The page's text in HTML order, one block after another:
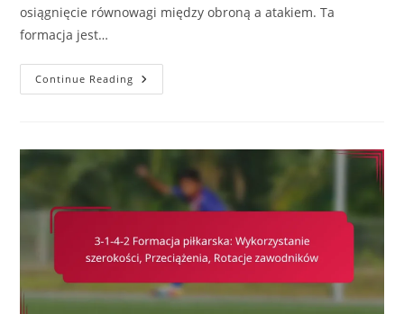
osiągnięcie równowagi między obroną a atakiem. Ta
formacja jest…
Continue Reading 3-
1-
Wykorzystywanie
Słabości,
Niedopasowania
Taktyczne,
Elastyczność